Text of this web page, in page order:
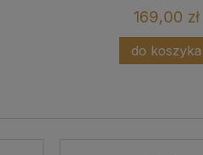
169,00 zł
do koszyka